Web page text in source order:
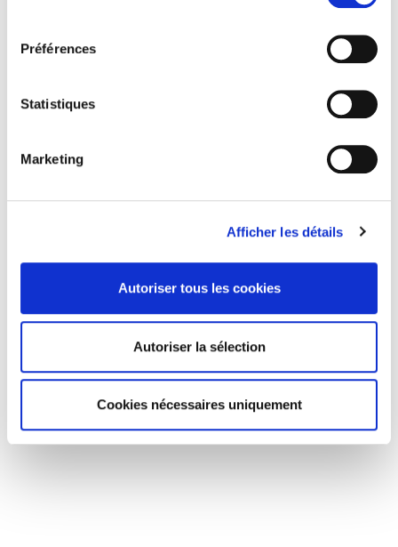
Préférences
Statistiques
Marketing
Afficher les détails
Autoriser tous les cookies
Autoriser la sélection
Cookies nécessaires uniquement